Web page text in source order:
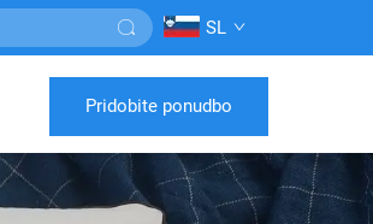
SL
Pridobite ponudbo